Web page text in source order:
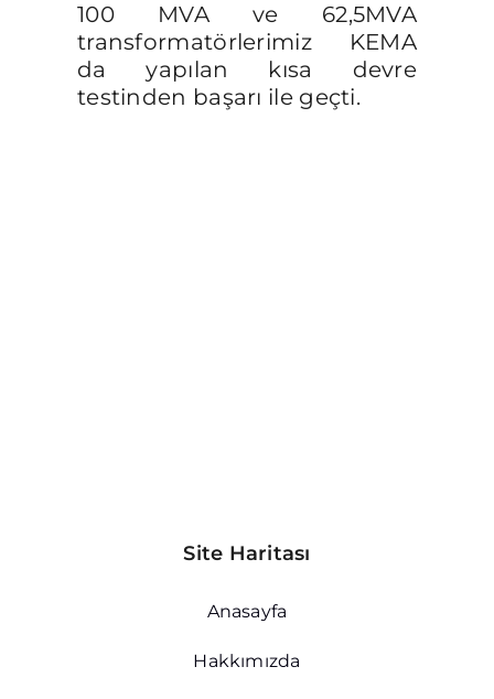
100 MVA ve 62,5MVA
transformatörlerimiz KEMA
da yapılan kısa devre
testinden başarı ile geçti.
Site Haritası
Anasayfa
Hakkımızda